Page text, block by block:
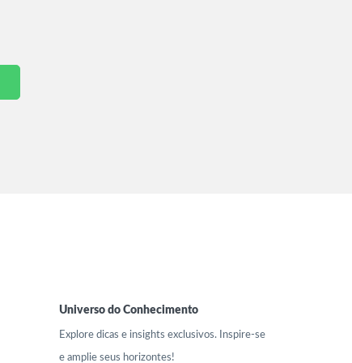
Universo do Conhecimento
Exploredicas e insights exclusivos. Inspire-se
e amplie seus horizontes!